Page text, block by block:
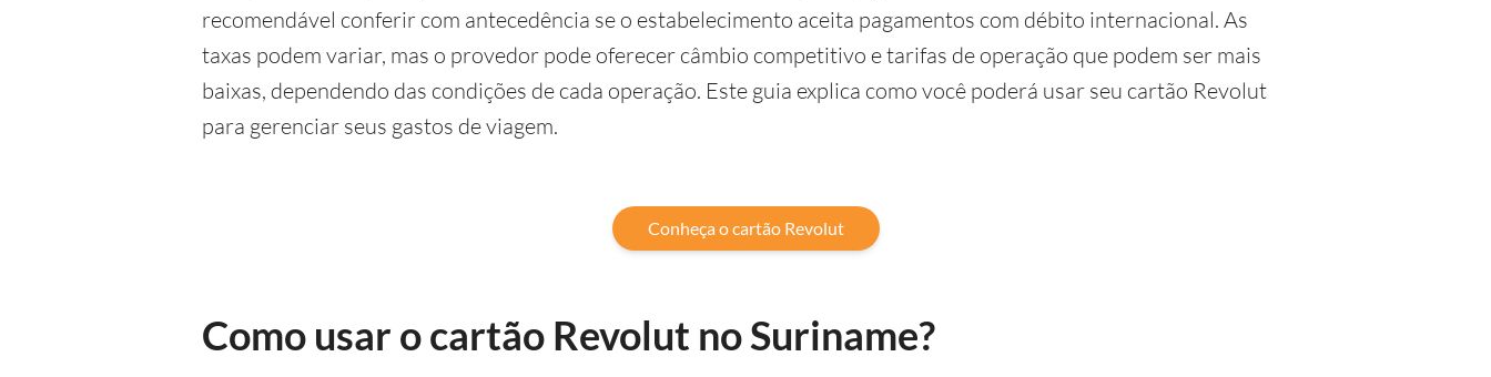
recomendável conferir com antecedência se o estabelecimento aceita pagamentos com débito internacional. As
taxas podem variar, mas o provedor pode oferecer câmbio competitivo e tarifas de operação que podem ser mais
baixas, dependendo das condições de cada operação. Este guia explica como você poderá usar seu cartão Revolut
para gerenciar seus gastos de viagem.
Conheça o cartão Revolut
Como usar o cartão Revolut no Suriname?